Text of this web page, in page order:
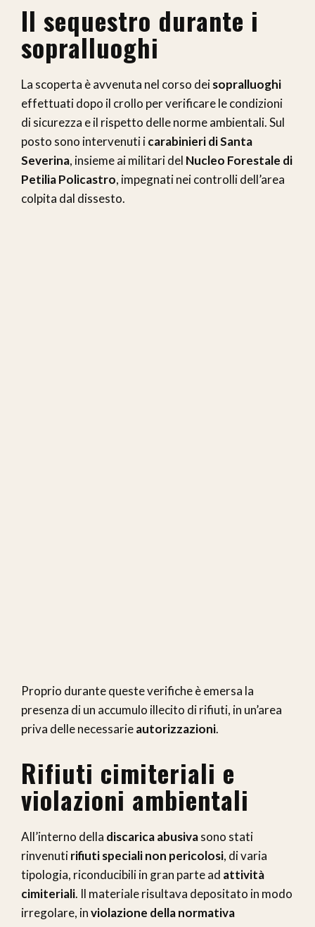
Il sequestro durante i
sopralluoghi
La scoperta è avvenuta nel corso deisopralluoghi
effettuati dopo il crollo per verificare le condizioni
di sicurezza e il rispetto delle norme ambientali. Sul
posto sono intervenuti icarabinieri di Santa
Severina, insieme ai militari del Nucleo Forestale di
Petilia Policastro, impegnati nei controlli dell’area
colpita dal dissesto.
Proprio durante queste verifiche è emersa la
presenza di un accumulo illecito di rifiuti, in un’area
priva delle necessarieautorizzazioni.
Rifiuti cimiteriali e
violazioni ambientali
All’interno della discarica abusivasono stati
rinvenutirifiuti speciali non pericolosi, di varia
tipologia, riconducibili in gran parte ad attività
cimiteriali. Il materiale risultava depositato in modo
irregolare, inviolazione della normativa